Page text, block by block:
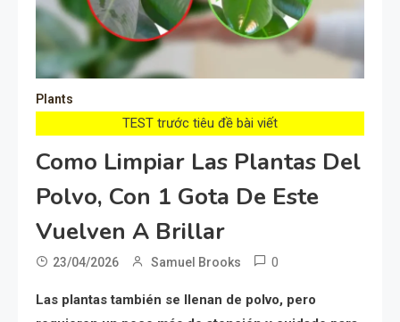
Plants
TEST trước tiêu đề bài viết
Como Limpiar Las Plantas Del
Polvo, Con 1 Gota De Este
Vuelven A Brillar
23/04/2026 Samuel Brooks 0
Las plantas también se llenan de polvo, pero